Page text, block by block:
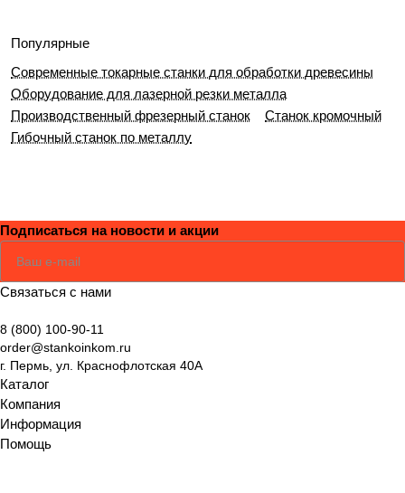
Популярные
Современные токарные станки для обработки древесины
Оборудование для лазерной резки металла
Производственный фрезерный станок
Станок кромочный
Гибочный станок по металлу
Подписаться на новости и акции
Связаться с нами
8 (800) 100-90-11
order@stankoinkom.ru
г. Пермь, ул. Краснофлотская 40А
Каталог
Компания
Информация
Помощь